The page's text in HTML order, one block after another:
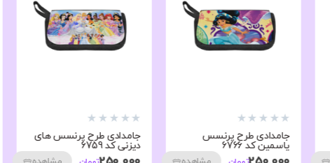
★
★
★
★
★
جامدادی طرح پرنسس
یاسمین کد 6766
★
★
★
★
★
جامدادی طرح پرنسس های
دیزنی کد 6759